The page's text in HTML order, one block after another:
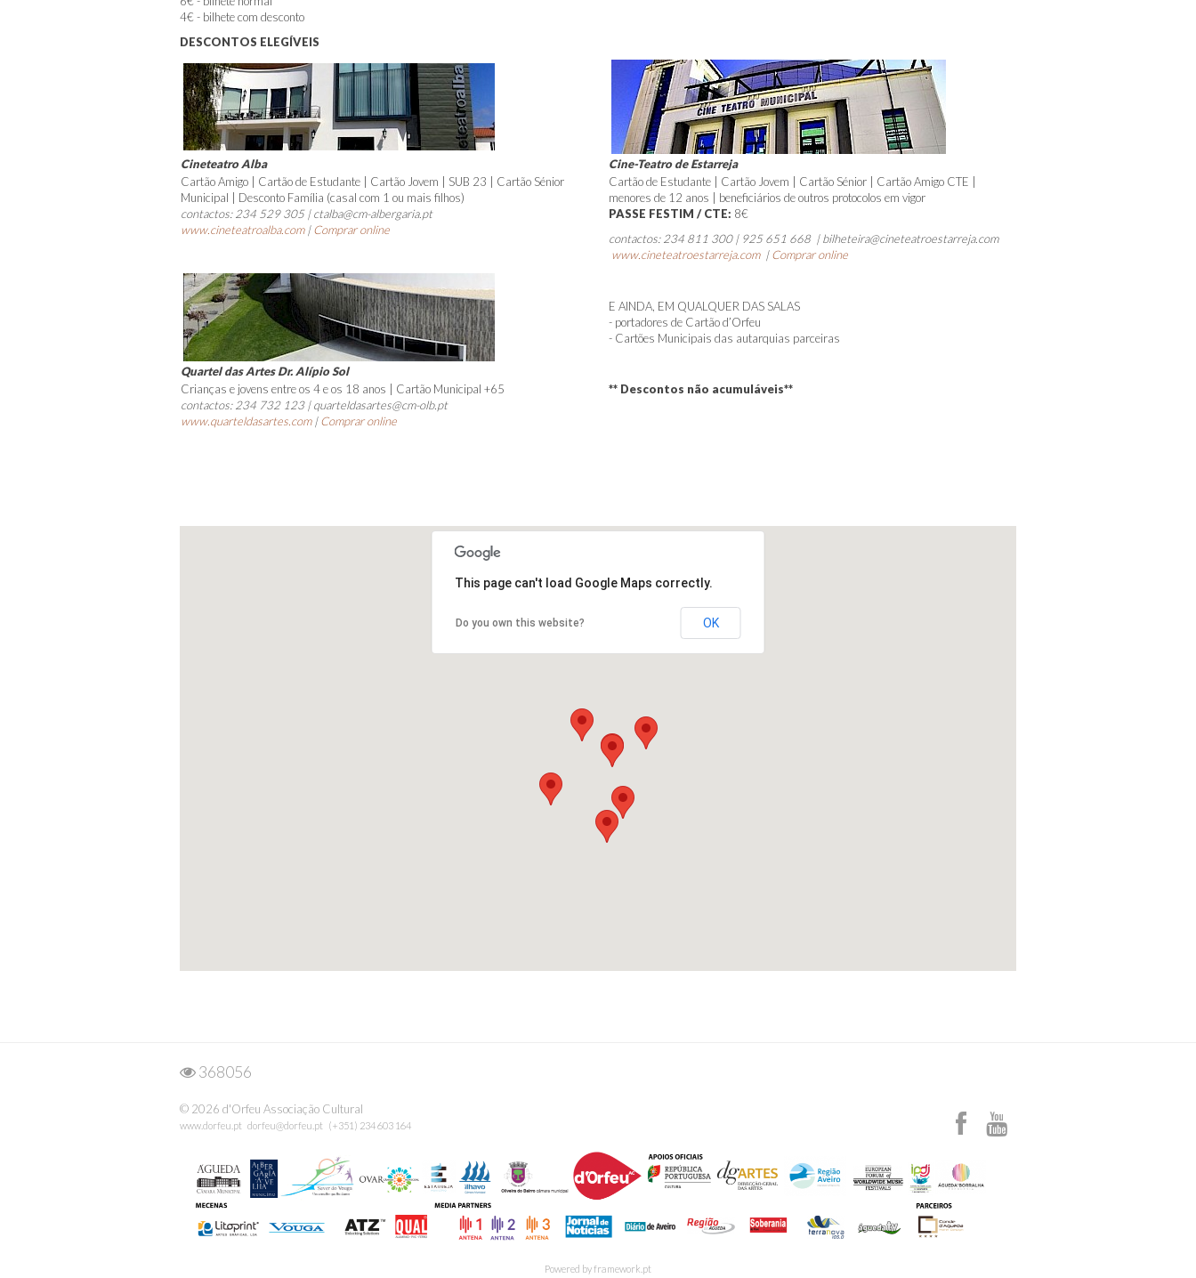
4€ - bilhete com desconto
DESCONTOS ELEGÍVEIS
Cineteatro Alba
Cine-Teatro de Estarreja
Cartão Amigo | Cartão de Estudante | Cartão Jovem | SUB 23 | Cartão Sénior
Municipal | Desconto Família (casal com 1 ou mais filhos)
contactos: 234 529 305 | ctalba@cm-albergaria.pt
www.cineteatroalba.com| Comprar online
Cartão de Estudante | Cartão Jovem | Cartão Sénior | Cartão Amigo CTE |
menores de 12 anos | beneficiários de outros protocolos em vigor
PASSE FESTIM / CTE: 8€
contactos: 234 811 300 | 925 651 668 | bilheteira@cineteatroestarreja.com
www.cineteatroestarreja.com |Comprar online
E AINDA, EM QUALQUER DAS SALAS
- portadores de Cartão d’Orfeu
- Cartões Municipais das autarquias parceiras
Quartel das Artes Dr. Alípio Sol
Crianças e jovens entre os 4 e os 18 anos | Cartão Municipal +65
contactos: 234 732 123 | quarteldasartes@cm-olb.pt
www.quarteldasartes.com|Comprar online
** Descontos não acumuláveis**
This page can't load Google Maps correctly.
Do you own this website? OK
368056
© 2026 d'Orfeu Associação Cultural
www.dorfeu.pt dorfeu@dorfeu.pt (+351) 234 603 164
Powered byframework.pt